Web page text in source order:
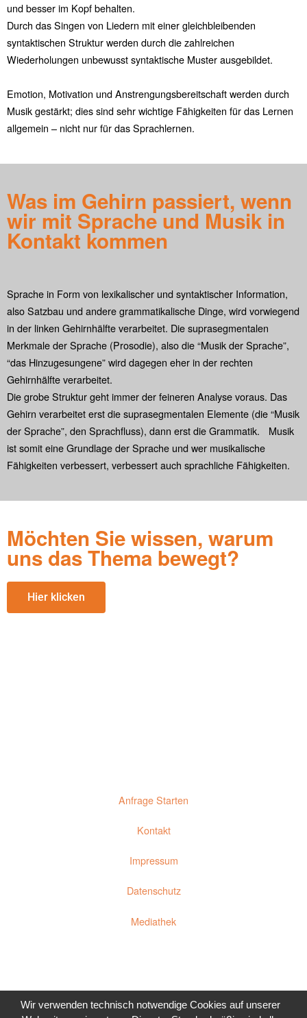
und besser im Kopf behalten.
Durch das Singen von Liedern mit einer gleichbleibenden
syntaktischen Struktur werden durch die zahlreichen
Wiederholungen unbewusst syntaktische Muster ausgebildet.
Emotion, Motivation und Anstrengungsbereitschaft werden durch
Musik gestärkt; dies sind sehr wichtige Fähigkeiten für das Lernen
allgemein – nicht nur für das Sprachlernen.
Was im Gehirn passiert, wenn
wir mit Sprache und Musik in
Kontakt kommen
Sprache in Form von lexikalischer und syntaktischer Information,
also Satzbau und andere grammatikalische Dinge, wird vorwiegend
in der linken Gehirnhälfte verarbeitet. Die suprasegmentalen
Merkmale der Sprache (Prosodie), also die “Musik der Sprache”,
“das Hinzugesungene” wird dagegen eher in der rechten
Gehirnhälfte verarbeitet.
Die grobe Struktur geht immer der feineren Analyse voraus. Das
Gehirn verarbeitet erst die suprasegmentalen Elemente (die “Musik
der Sprache”, den Sprachfluss), dann erst die Grammatik. Musik
ist somit eine Grundlage der Sprache und wer musikalische
Fähigkeiten verbessert, verbessert auch sprachliche Fähigkeiten.
Möchten Sie wissen, warum
uns das Thema bewegt?
Hier klicken
Anfrage Starten
Kontakt
Impressum
Datenschutz
Mediathek
Wir verwenden technisch notwendige Cookies auf unserer